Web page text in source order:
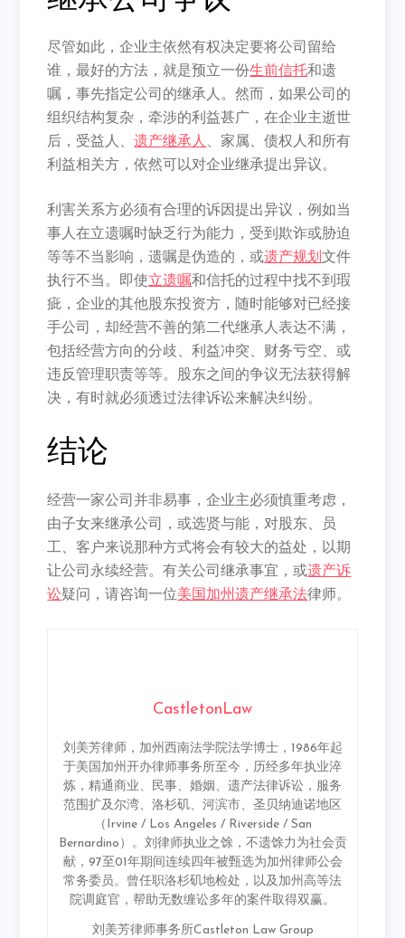
尽管如此，企业主依然有权决定要将公司留给
谁，最好的方法，就是预立一份生前信托和遗
嘱，事先指定公司的继承人。然而，如果公司的
组织结构复杂，牵涉的利益甚广，在企业主逝世
后， 受益人、遗产继承人 、家属、债权人和所有
利益相关方，依然可以对企业继承提出异议。
利害关系方必须有合理的诉因提出异议，例如当
事人在立遗嘱时缺乏行为能力， 受到欺诈或胁迫
等等不当影响，遗嘱是伪造的，或遗产规划文件
执行不当。即使立遗嘱和信托的过程中找不到瑕
疵，企业的其他股东投资方，随时能够对已经接
手公司，却经营不善的第二代继承人表达不满，
包括经营方向的分歧、利益冲突、财务亏空、或
违反管理职责等等。 股东之间的争议无法获得解
决，有时就必须透过法律诉讼来解决纠纷。
结论
经营一家公司并非易事，企业主必须慎重考虑，
由子女来继承公司，或选贤与能，对股东、员
工、客户来说那种方式将会有较大的益处， 以期
让公司永续经营。有关公司继承事宜，或遗产诉
讼疑问，请咨询一位美国加州遗产继承法律师。
CastletonLaw
刘美芳律师，加州西南法学院法学博士，1986年起
于美国加州开办律师事务所至今，历经多年执业淬
炼，精通商业、民事、婚姻、遗产法律诉讼，服务
范围扩及尔湾、洛杉矶、河滨市、圣贝纳迪诺地区
（Irvine / Los Angeles / Riverside / San
Bernardino）。刘律师执业之馀，不遗馀力为社会贡
献，97至01年期间连续四年被甄选为加州律师公会
常务委员。曾任职洛杉矶地检处，以及加州高等法
院调庭官，帮助无数缠讼多年的案件取得双赢。
刘美芳律师事务所Castleton Law Group